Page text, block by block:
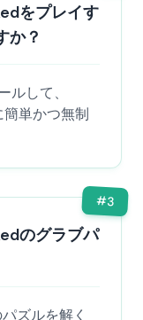
をプレイす
か？
して、
単かつ無制
#3
のグラブパ
ズルを解く